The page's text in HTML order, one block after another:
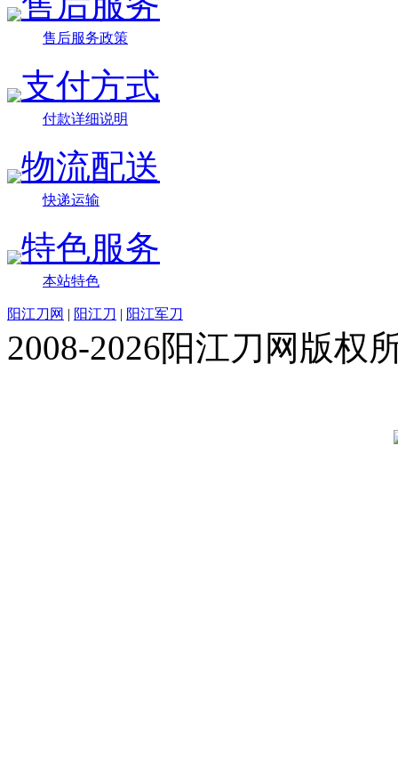
售后服务政策
支付方式
付款详细说明
物流配送
快递运输
特色服务
本站特色
阳江刀网 | 阳江刀 | 阳江军刀
2008-2026阳江刀网版权